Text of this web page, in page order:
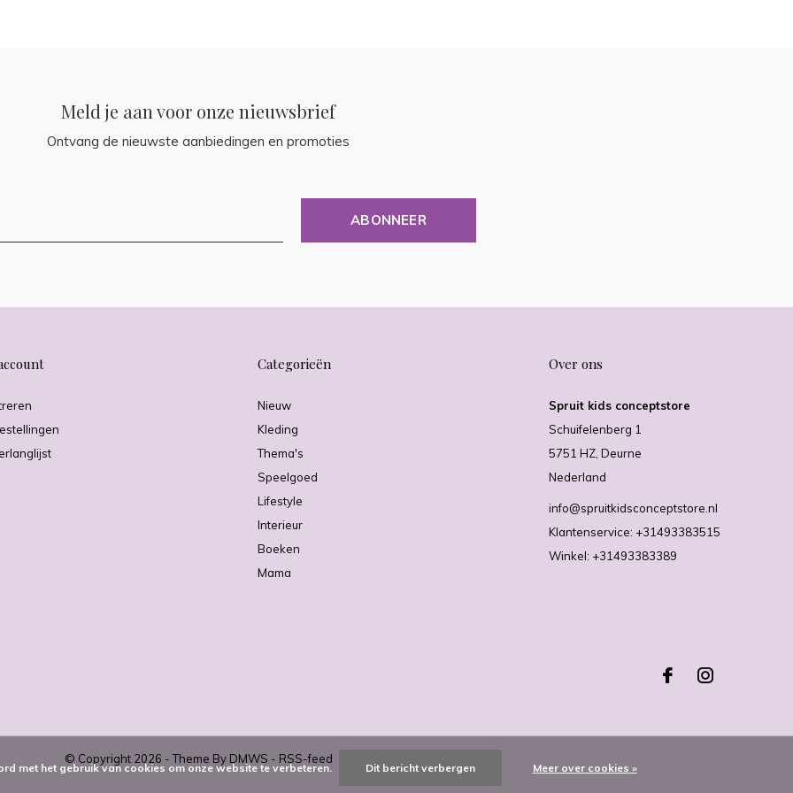
Meld je aan voor onze nieuwsbrief
Ontvang de nieuwste aanbiedingen en promoties
ABONNEER
Categorieën
Nieuw
Kleding
Thema's
Speelgoed
Lifestyle
Interieur
Boeken
Mama
Over ons
Spruit kids conceptstore
Schuifelenberg 1
5751 HZ, Deurne
Nederland
info@spruitkidsconceptstore.nl
Klantenservice: +31493383515
Winkel: +31493383389
© Copyright 2026 - Theme By DMWS - RSS-feed
met het gebruik van cookies om onze website te verbeteren. Dit bericht verbergen Meer over cookies »